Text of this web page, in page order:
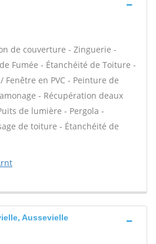
de couverture - Zinguerie -
Fumée - Étanchéité de Toiture -
Fenêtre en PVC - Peinture de
- Récupération deaux
de lumière - Pergola -
de toiture - Étanchéité de
Aussevielle